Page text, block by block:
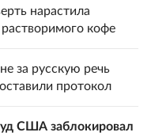
нарастила
кофе
за русскую речь
протокол
США заблокировал